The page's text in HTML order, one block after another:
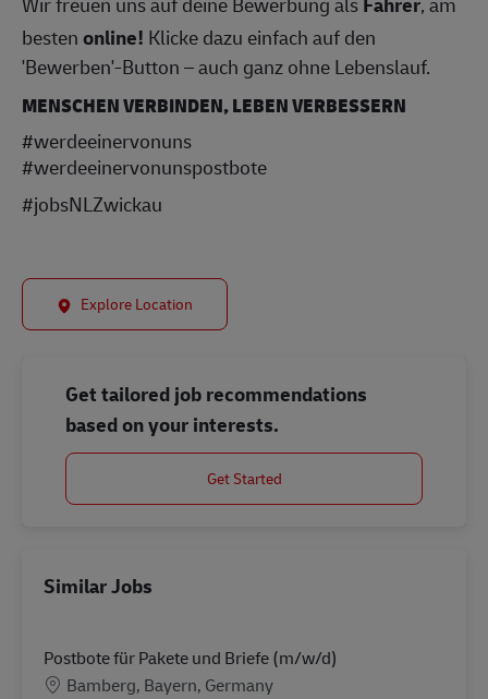
bestenonline! Klicke dazu einfach auf den
'Bewerben'-Button – auch ganz ohne Lebenslauf.
MENSCHEN VERBINDEN, LEBEN VERBESSERN
#werdeeinervonuns
#werdeeinervonunspostbote
#jobsNLZwickau
Explore Location
Get tailored job recommendations
based on your interests.
Get Started
Similar Jobs
Postbote für Pakete und Briefe (m/w/d)
Location
Bamberg, Bayern, Germany